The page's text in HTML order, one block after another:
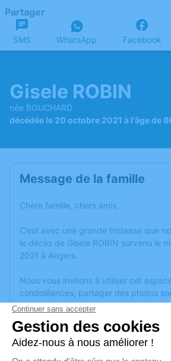
Partager
SMS WhatsApp Facebook
Gisele ROBIN
née BOUCHARD
décédée le 20 octobre 2021 à l'âge de
Message de la famille
Chère famille, chers amis,
C’est avec une grande tristesse que
le décès de Gisele ROBIN survenu le
2021 à Angers.
Nous vous invitons à utiliser cet
condoléances, partager des photos
anecdote ou exprimer vos pensées à
ou des textes. Cet endroit est un lieu
honorer la mémoire de Gisele ROBIN.
Un service de plantation d’arbre